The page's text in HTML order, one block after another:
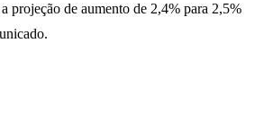
projeção de aumento de 2,4% para 2,5%